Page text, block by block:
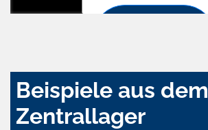
Beispiele aus dem
Zentrallager